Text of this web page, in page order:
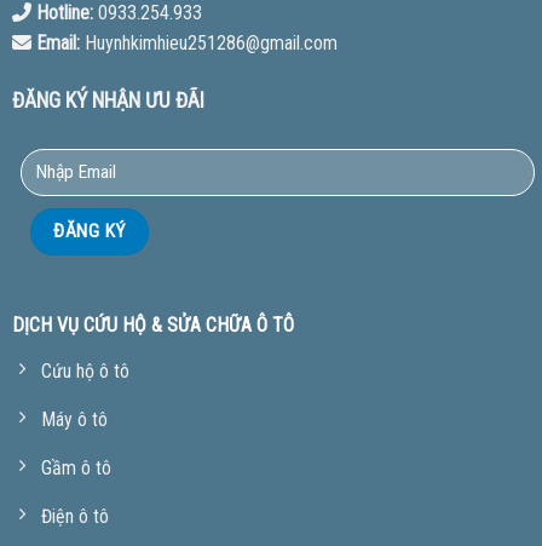
Hotline:0933.254.933
Email:Huynhkimhieu251286@gmail.com
ĐĂNG KÝ NHẬN ƯU ĐÃI
DỊCH VỤ CỨU HỘ & SỬA CHỮA Ô TÔ
Cứu hộ ô tô
Máy ô tô
Gầm ô tô
Điện ô tô